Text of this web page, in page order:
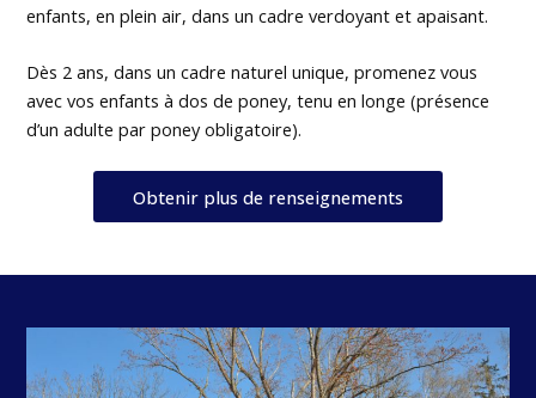
enfants, en plein air, dans un cadre verdoyant et apaisant.
Dès 2 ans, dans un cadre naturel unique, promenez vous
avec vos enfants à dos de poney, tenu en longe (présence
d’un adulte par poney obligatoire).
Obtenir plus de renseignements